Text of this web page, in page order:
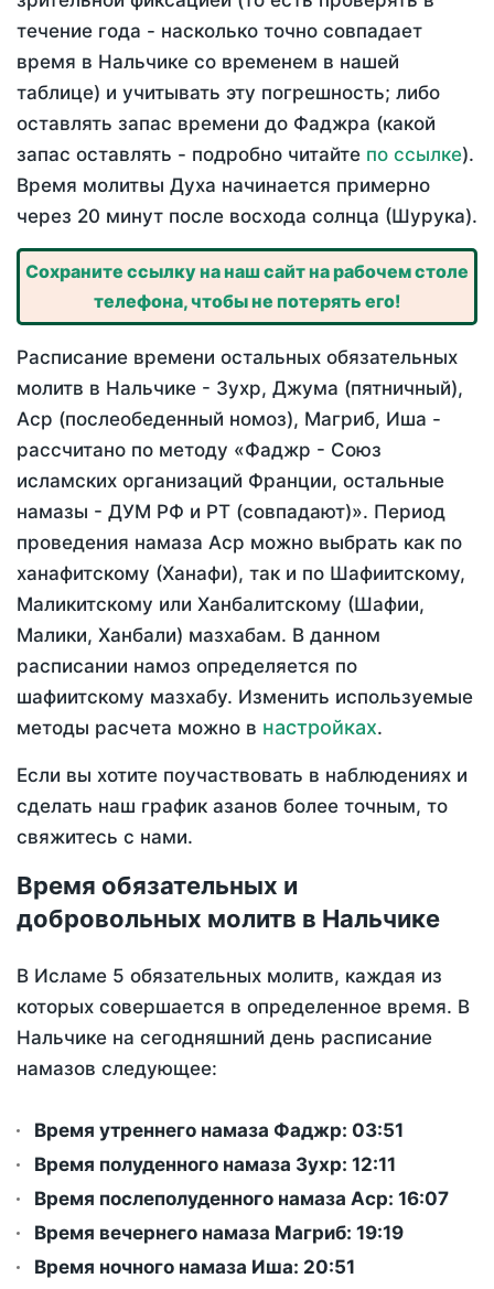
течение года - насколько точно совпадает
время в Нальчике со временем в нашей
таблице) и учитывать эту погрешность; либо
оставлять запас времени до Фаджра (какой
запас оставлять - подробно читайте по ссылке).
Время молитвы Духа начинается примерно
через 20 минут после восхода солнца (Шурука).
Сохраните ссылку на наш сайт на рабочем столе
телефона, чтобы не потерять его!
Расписание времени остальных обязательных
молитв в Нальчике - Зухр, Джума (пятничный),
Аср (послеобеденный номоз), Магриб, Иша -
рассчитано по методу «Фаджр - Союз
исламских организаций Франции, остальные
намазы - ДУМ РФ и РТ (совпадают)». Период
проведения намаза Аср можно выбрать как по
ханафитскому (Ханафи), так и по Шафиитскому,
Маликитскому или Ханбалитскому (Шафии,
Малики, Ханбали) мазхабам. В данном
расписании намоз определяется по
шафиитскому мазхабу. Изменить используемые
методы расчета можно в настройках.
Если вы хотите поучаствовать в наблюдениях и
сделать наш график азанов более точным, то
свяжитесь с нами.
Время обязательных и
добровольных молитв в Нальчике
В Исламе 5 обязательных молитв, каждая из
которых совершается в определенное время. В
Нальчике на сегодняшний день расписание
намазов следующее:
Время утреннего намаза Фаджр: 03:51
Время полуденного намаза Зухр: 12:11
Время послеполуденного намаза Аср: 16:07
Время вечернего намаза Магриб: 19:19
Время ночного намаза Иша: 20:51